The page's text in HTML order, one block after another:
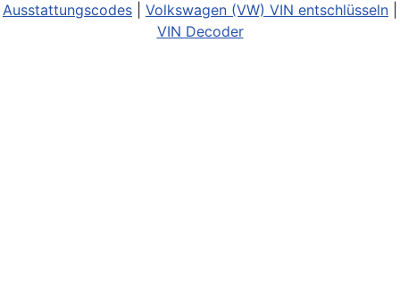
Ausstattungscodes
Volkswagen (VW) VIN entschlüsseln
VIN Decoder